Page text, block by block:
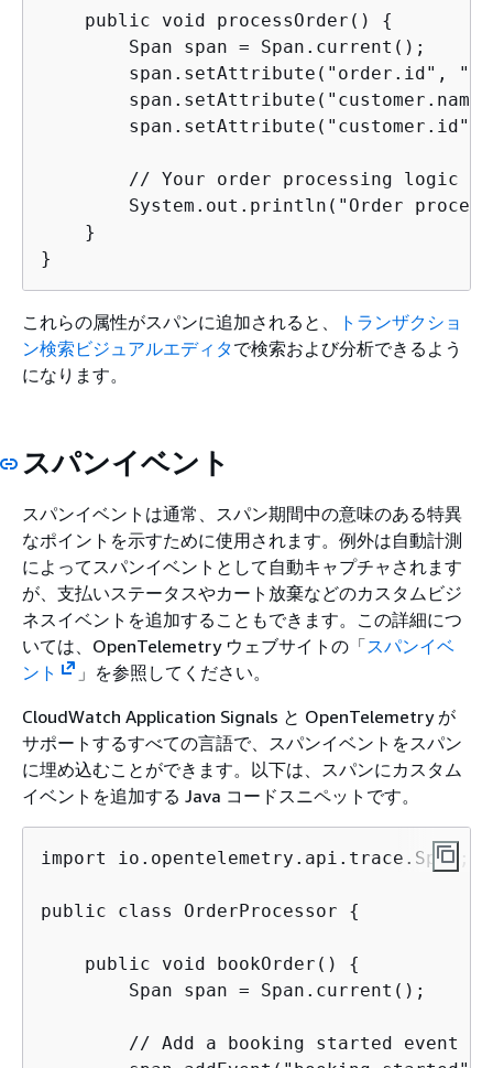
    public void processOrder()
{
        Span span = Span.current();
span.setAttribute("order.id",
span.setAttribute("customer.id",
// Your order processing logic
System.out.println("Order
    }
}
これらの属性がスパンに追加されると、
トランザクショ
ン検索ビジュアルエディタで検索および分析できるよう
になります。
スパンイベント
スパンイベントは通常、スパン期間中の意味のある特異
なポイントを示すために使用されます。例外は自動計測
によってスパンイベントとして自動キャプチャされます
が、支払いステータスやカート放棄などのカスタムビジ
ネスイベントを追加することもできます。この詳細につ
いては、OpenTelemetry ウェブサイトの「スパンイベ
ント
」を参照してください。
CloudWatch Application Signals と OpenTelemetry が
サポートするすべての言語で、スパンイベントをスパン
に埋め込むことができます。以下は、スパンにカスタム
イベントを追加する Java コードスニペットです。
import io.opentelemetry.api.trace.Span;
public class OrderProcessor {
    public void bookOrder()
{
        Span span = Span.current();
        // Add a booking started event